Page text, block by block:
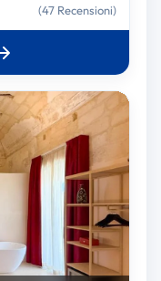
(47 Recensioni)